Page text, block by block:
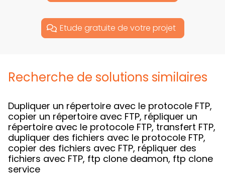
Etude gratuite de votre projet
Recherche de solutions similaires
Dupliquer un répertoire avec le protocole FTP,
copier un répertoire avec FTP, répliquer un
répertoire avec le protocole FTP, transfert FTP,
dupliquer des fichiers avec le protocole FTP,
copier des fichiers avec FTP, répliquer des
fichiers avec FTP, ftp clone deamon, ftp clone
service